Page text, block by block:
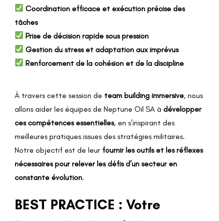
Coordination efficace et exécution précise des
tâches
Prise de décision rapide sous pression
Gestion du stress et adaptation aux imprévus
Renforcement de la cohésion et de la discipline
À travers cette session de team building immersive, nous
allons aider les équipes de Neptune Oil SA à développer
ces compétences essentielles, en s’inspirant des
meilleures pratiques issues des stratégies militaires.
Notre objectif est de leur fournir les outils et les réflexes
nécessaires pour relever les défis d’un secteur en
constante évolution.
BEST PRACTICE : Votre